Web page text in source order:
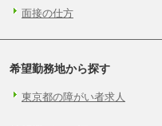
面接の仕方
希望勤務地から探す
東京都の障がい者求人